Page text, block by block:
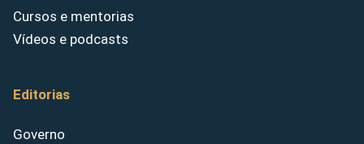
Cursos e mentorias
Vídeos e podcasts
Editorias
Governo